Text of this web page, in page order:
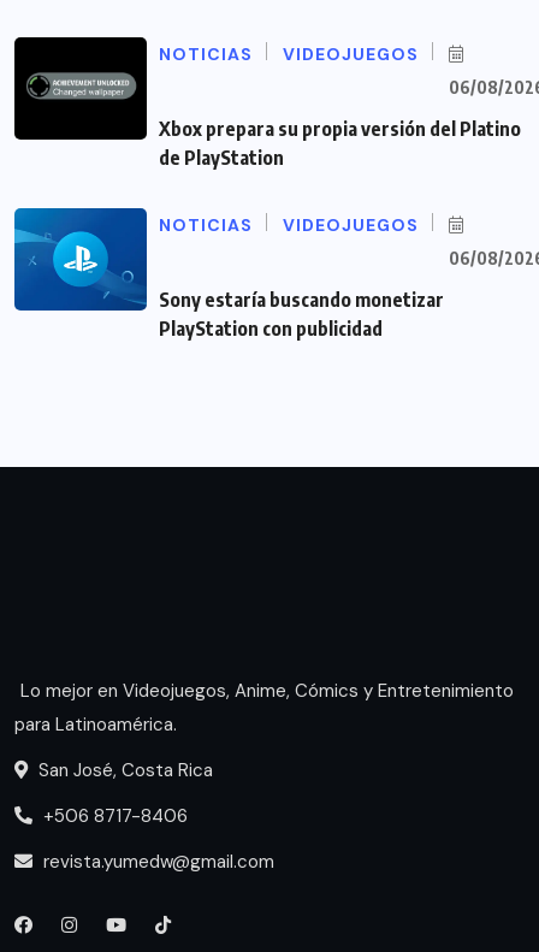
NOTICIAS VIDEOJUEGOS
06/08/
Xbox prepara su propia versión del Platino
de PlayStation
NOTICIAS VIDEOJUEGOS
06/08/
Sony estaría buscando monetizar
PlayStation con publicidad
Lo mejor en Videojuegos, Anime, Cómics y Entretenimiento
para Latinoamérica.
San José, Costa Rica
+506 8717-8406
revista.yumedw@gmail.com